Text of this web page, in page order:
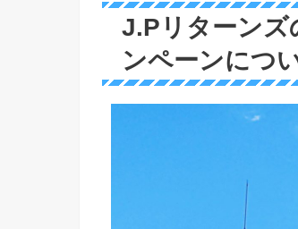
J.Pリターンズ
ンペーンにつ